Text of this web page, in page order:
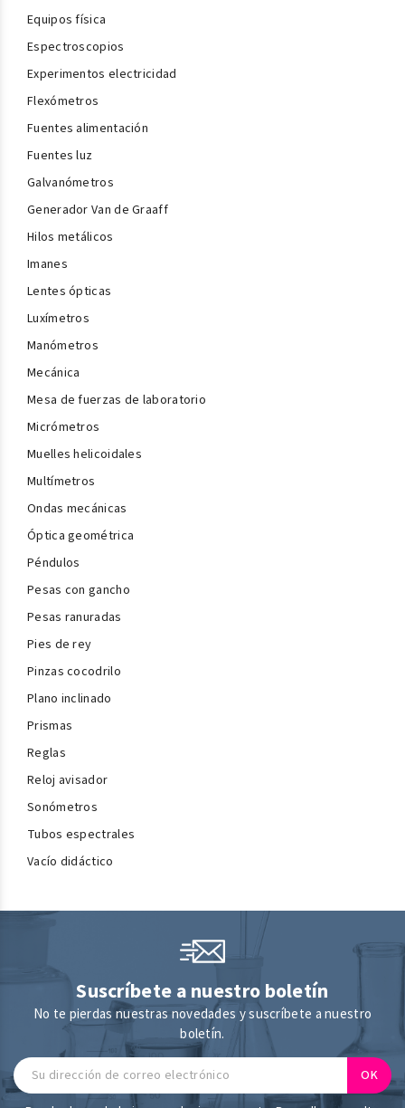
Equipos física
Espectroscopios
Experimentos electricidad
Flexómetros
Fuentes alimentación
Fuentes luz
Galvanómetros
Generador Van de Graaff
Hilos metálicos
Imanes
Lentes ópticas
Luxímetros
Manómetros
Mecánica
Mesa de fuerzas de laboratorio
Micrómetros
Muelles helicoidales
Multímetros
Ondas mecánicas
Óptica geométrica
Péndulos
Pesas con gancho
Pesas ranuradas
Pies de rey
Pinzas cocodrilo
Plano inclinado
Prismas
Reglas
Reloj avisador
Sonómetros
Tubos espectrales
Vacío didáctico
Suscríbete a nuestro boletín
No te pierdas nuestras novedades y suscríbete a nuestro
boletín.